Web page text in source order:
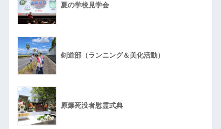
夏の学校見学会
剣道部（ランニング＆美化活動）
原爆死没者慰霊式典